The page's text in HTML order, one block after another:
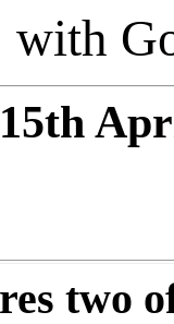
with
two